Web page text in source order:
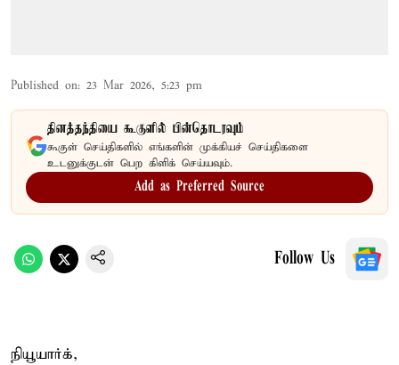
Published on: 23 Mar 2026, 5:23 pm
தினத்தந்தியை கூகுளில் பின்தொடரவும்
கூகுள் செய்திகளில் எங்களின் முக்கியச் செய்திகளை
உடனுக்குடன் பெற கிளிக் செய்யவும்.
Add as Preferred Source
Follow Us
நியூயார்க்,